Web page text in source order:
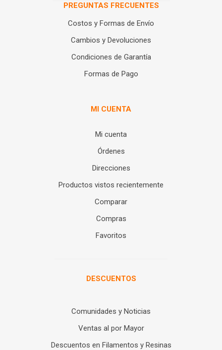
PREGUNTAS FRECUENTES
Costos y Formas de Envío
Cambios y Devoluciones
Condiciones de Garantía
Formas de Pago
MI CUENTA
Mi cuenta
Órdenes
Direcciones
Productos vistos recientemente
Comparar
Compras
Favoritos
DESCUENTOS
Comunidades y Noticias
Ventas al por Mayor
Descuentos en Filamentos y Resinas